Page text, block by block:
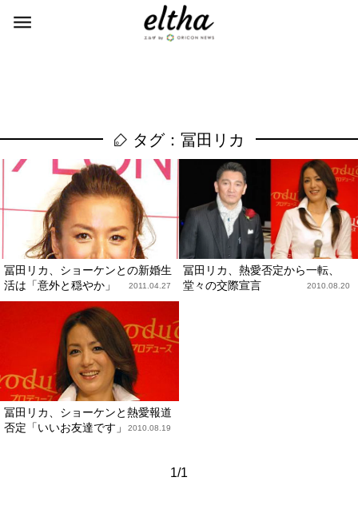
タグ：冨田リカ
冨田リカ、ショーケンとの新婚生
活は「意外と穏やか」
2011.04.27
冨田リカ、熱愛否定から一転、
堂々の交際宣言
2010.08.20
冨田リカ、ショーケンと熱愛報道
否定「いいお友達です」
2010.08.19
1/1